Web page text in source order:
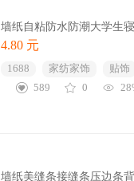
墙纸自粘防水防潮大学生
4.80 元
1688 家纺家饰 贴饰
589
0
墙纸美缝条接缝条压边条